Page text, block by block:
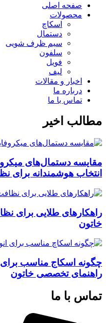
صفحه اصلی
محصولات
اسکاچ
دستمال
سیم ظرف شویی
سلفون
فویل
لیف
اخبار و مقالات
درباره ما
تماس با ما
مطالب اخیر
مقایسه دستمال‌های
انتخاب هوشمندانه برای
راهکارهای طلایی برای
خاتون
چگونه اسکاج مناسب
راهنمای تخصصی خاتون
تماس با ما